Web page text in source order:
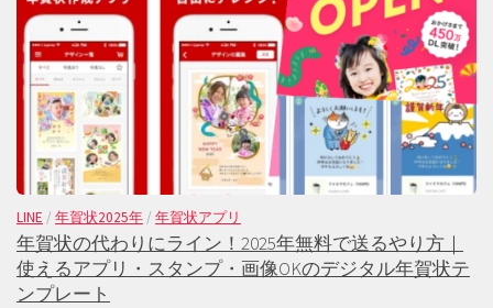
LINE / 年賀状2025年 / 年賀状アプリ
年賀状の代わりにライン！2025年無料で送るやり方｜
使えるアプリ・スタンプ・画像OKのデジタル年賀状テ
ンプレート